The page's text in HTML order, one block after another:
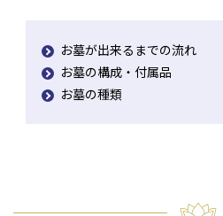
お墓が出来るまでの流れ
お墓の構成・付属品
お墓の種類